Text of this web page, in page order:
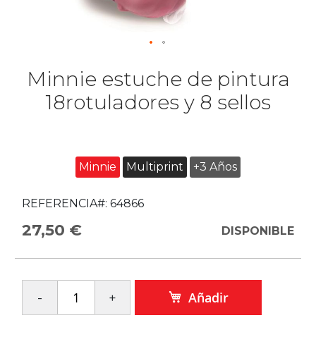
Minnie estuche de pintura
18rotuladores y 8 sellos
Minnie Multiprint +3 Años
REFERENCIA#: 64866
27,50 € DISPONIBLE
Añadir